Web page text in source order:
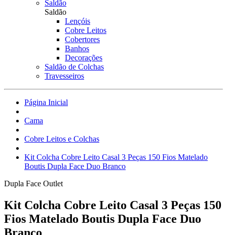
Saldão
Saldão
Lençóis
Cobre Leitos
Cobertores
Banhos
Decorações
Saldão de Colchas
Travesseiros
Página Inicial
Cama
Cobre Leitos e Colchas
Kit Colcha Cobre Leito Casal 3 Peças 150 Fios Matelado
Boutis Dupla Face Duo Branco
Dupla Face Outlet
Kit Colcha Cobre Leito Casal 3 Peças 150
Fios Matelado Boutis Dupla Face Duo